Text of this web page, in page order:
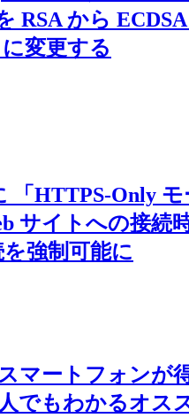
RSA から
変更する
「HTTPS-Only モ
サイトへの接続時
強制可能に
マートフォンが
でもわかるオス